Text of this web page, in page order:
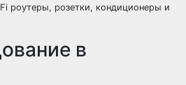
роутеры, розетки, кондиционеры и
в